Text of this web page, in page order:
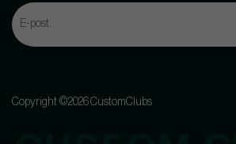
Copyright ©2026 CustomClubs